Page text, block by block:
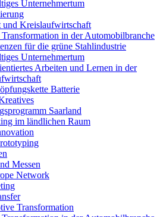
Unternehmertum
und Kreislaufwirtschaft
in der Automobilbranche
für die grüne Stahlindustrie
Unternehmertum
Arbeiten und Lernen in der
Batterie
Saarland
im ländlichen Raum
Messen
Network
Transformation